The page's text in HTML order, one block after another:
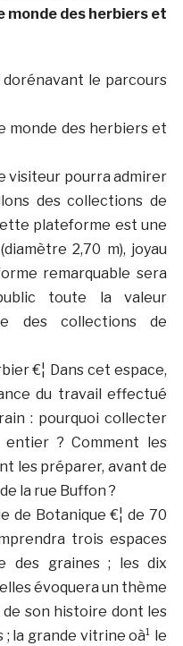
monde des herbiers et
le parcours
monde des herbiers et
visiteur pourra admirer
des collections de
plateforme est une
2,70 m), joyau
remarquable sera
public toute la valeur
des collections de
€¦ Dans cet espace,
du travail effectué
: pourquoi collecter
? Comment les
les préparer, avant de
la rue Buffon ?
de Botanique €¦ de 70
trois espaces
des graines ; les dix
évoquera un thème
son histoire dont les
la grande vitrine oà¹ le